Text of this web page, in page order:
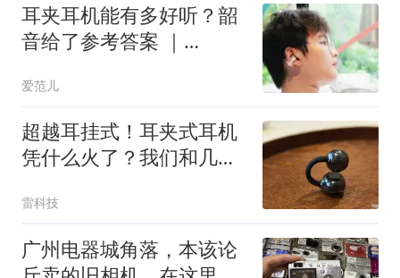
耳夹耳机能有多好听？韶
音给了参考答案 ｜
爱范儿
超越耳挂式！耳夹式耳机
凭什么火了？我们和几个
雷科技
广州电器城角落，本该论